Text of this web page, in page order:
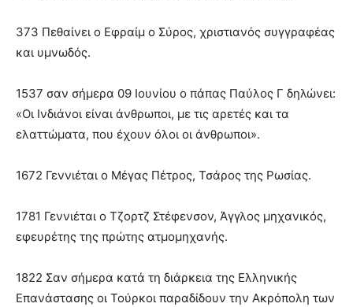
373 Πεθαίνει ο Εφραίμ ο Σύρος, χριστιανός συγγραφέας
και υμνωδός.
1537 σαν σήμερα 09 Ιουνίου ο πάπας Παύλος Γ δηλώνει:
«Οι Ινδιάνοι είναι άνθρωποι, με τις αρετές και τα
ελαττώματα, που έχουν όλοι οι άνθρωποι».
1672 Γεννιέται ο Μέγας Πέτρος, Τσάρος της Ρωσίας.
1781 Γεννιέται ο Τζορτζ Στέφενσον, Άγγλος μηχανικός,
εφευρέτης της πρώτης ατμομηχανής.
1822 Σαν σήμερα κατά τη διάρκεια της Ελληνικής
Επανάστασης οι Τούρκοι παραδίδουν την Ακρόπολη των